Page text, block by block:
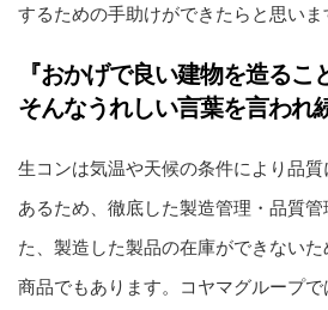
するための手助けができたらと思いま
『おかげで良い建物を造るこ
そんなうれしい言葉を言われ
生コンは気温や天候の条件により品
あるため、徹底した製造管理・品質
た、製造した製品の在庫ができない
商品でもあります。コヤマグループ